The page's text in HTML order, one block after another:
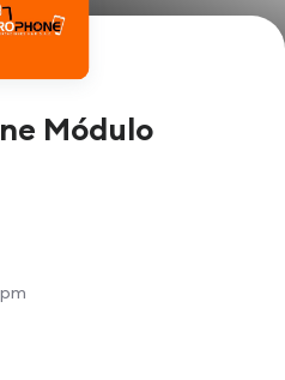
Módulo